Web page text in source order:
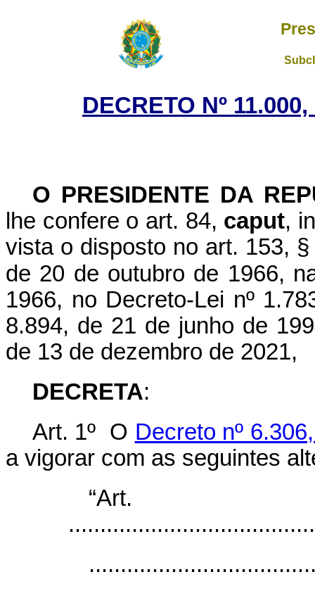
DECRETO Nº
O PRESIDENTE DA
lhe confere o art. 84, caput,
vista o disposto no art. 153,
de 20 de outubro de 1966,
1966, no Decreto-Lei nº
8.894, de 21 de junho de
de 13 de dezembro de 2021,
DECRETA:
Art. 1º O Decreto nº
a vigorar com as seguintes